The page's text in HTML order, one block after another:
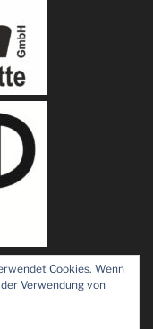
Cookies. Wenn
Verwendung von